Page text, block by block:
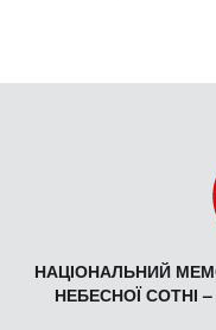
НАЦІОНАЛЬНИЙ
НЕБЕСНОЇ СОТНІ